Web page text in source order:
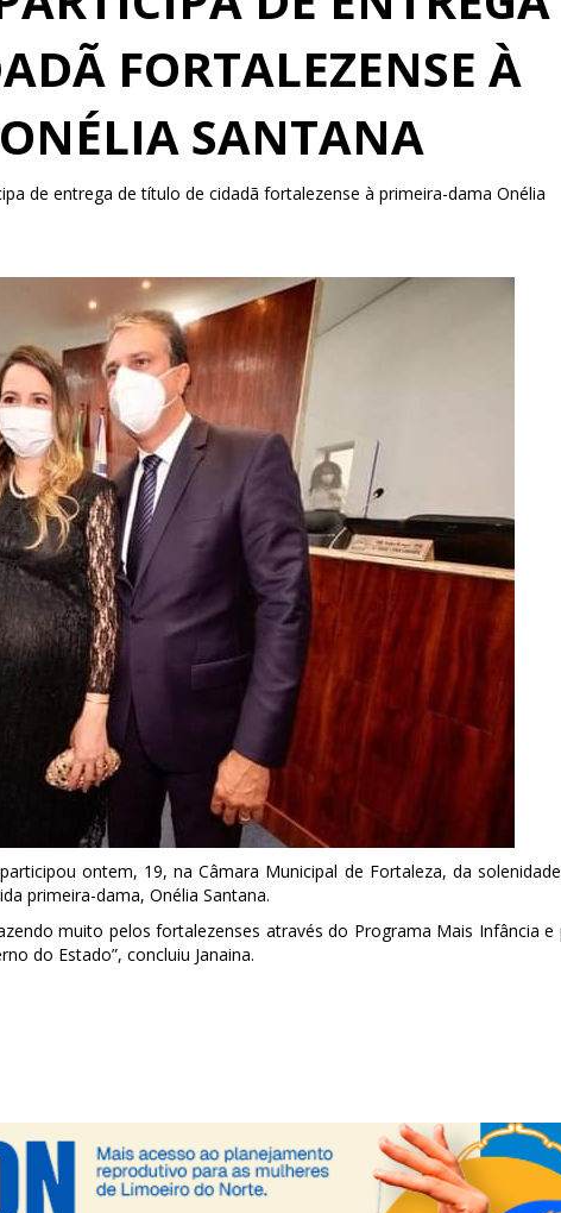
FORTALEZENSE À
SANTANA
de entrega de título de cidadã fortalezense à primeira-dama Onélia
ontem, 19, na Câmara Municipal de Fortaleza, da
primeira-dama, Onélia Santana.
muito pelos fortalezenses através do Programa Mais Infância e
do Estado”, concluiu Janaina.